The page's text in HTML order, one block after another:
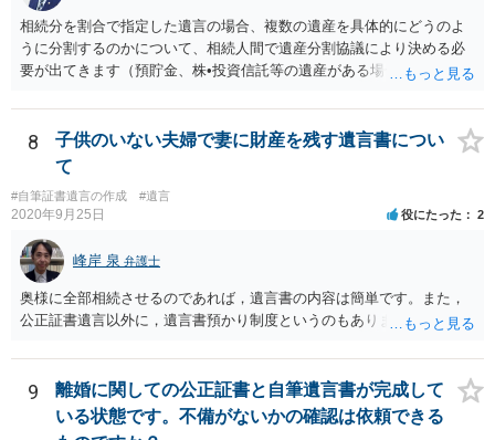
相続分を割合で指定した遺言の場合、複数の遺産を具体的にどうのよ
うに分割するのかについて、相続人間で遺産分割協議により決める必
要が出てきます（預貯金、株•投資信託等の遺産がある場合に、どの遺
投資信託は他の相続人にというような分け方をするのか等について
は、相続人間で遺産分割協議により決める必要があります）。
8
子供のいない夫婦で妻に財産を残す遺言書につい
て
#自筆証書遺言の作成 #遺言
2020年9月25日 役にたった 2
峰岸 泉 弁護士
奥様に全部相続させるのであれば，遺言書の内容は簡単です。また，
公正証書遺言以外に，遺言書預かり制度というのもあります。
9
離婚に関しての公正証書と自筆遺言書が完成して
いる状態です。不備がないかの確認は依頼できる